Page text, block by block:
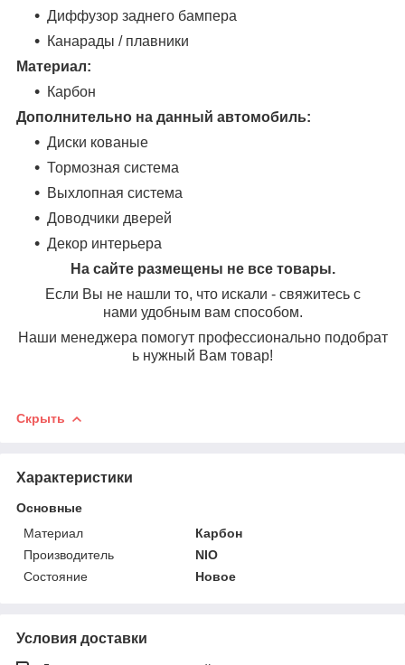
Диффузор заднего бампера
Канарады / плавники
Материал:
Карбон
Дополнительно на данный автомобиль:
Диски кованые
Тормозная система
Выхлопная система
Доводчики дверей
Декор интерьера
На сайте размещены не все товары.
Если Вы не нашли то, что искали - свяжитесь с
нами удобным вам способом.
Наши менеджера помогут профессионально подобрат
ь нужный Вам товар!
Скрыть
Характеристики
Основные
Материал
Карбон
Производитель
NIO
Состояние
Новое
Условия доставки